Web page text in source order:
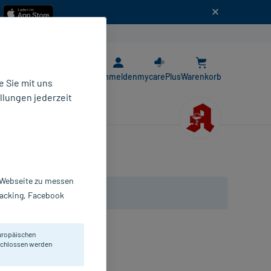
AnmeldenmycarePlusWarenkorb
Sie mit uns
jederzeit
zu messen
Facebook
werden